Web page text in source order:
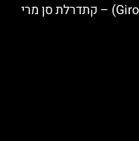
קתדרלת גירונה (Girona Cathedral) – קתדרלת סן מרי